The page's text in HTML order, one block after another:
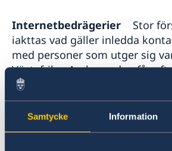
Samtycke Information
Internetbedrägerier Stor
iakttas vad gäller inledda
med personer som utger sig
Västafrika. Ambassaden får
personer i Sverige som lurats
penningbelopp.
Kontakt etableras på Internet